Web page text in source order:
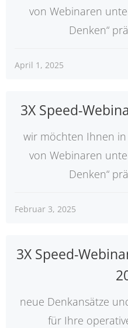
von Webinaren
Denken“
April 1, 2025
3X Speed-
wir möchten Ihnen in
von Webinaren
Denken“
Februar 3, 2025
3X Speed-
neue Denkansätze
für Ihre